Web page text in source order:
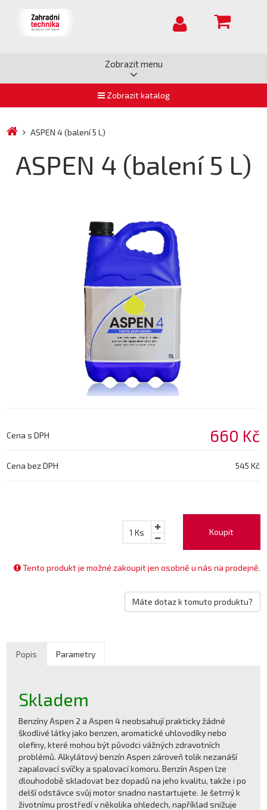
Zobrazit menu
Zobrazit katalog
ASPEN 4 (balení 5 L)
ASPEN 4 (balení 5 L)
Cena s DPH 660 Kč
Cena bez DPH 545 Kč
Koupit
1 Ks
Tento produkt je možné zakoupit jen osobně u nás na prodejně.
Máte dotaz k tomuto produktu?
Popis Parametry
Skladem
Benzíny Aspen 2 a Aspen 4 neobsahují prakticky žádné
škodlivé látky jako benzen, aromatické uhlovodíky nebo
olefiny, které mohou být původci vážných zdravotních
problémů. Alkylátový benzín Aspen zároveň tolik nezanáší
zapalovací svíčky a spalovací komoru. Benzín Aspen lze
dlouhodobě skladovat bez dopadů na jeho kvalitu, takže i po
delší odstávce svůj motor snadno nastartujete. Je šetrný k
životnímu prostředí v několika ohledech, například snižuje